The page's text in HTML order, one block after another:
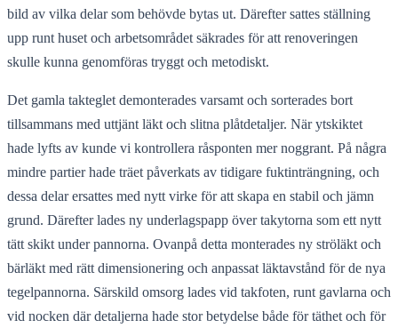
bild av vilka delar som behövde bytas ut. Därefter sattes ställning
upp runt huset och arbetsområdet säkrades för att renoveringen
skulle kunna genomföras tryggt och metodiskt.
Det gamla takteglet demonterades varsamt och sorterades bort
tillsammans med uttjänt läkt och slitna plåtdetaljer. När ytskiktet
hade lyfts av kunde vi kontrollera råsponten mer noggrant. På några
mindre partier hade träet påverkats av tidigare fuktinträngning, och
dessa delar ersattes med nytt virke för att skapa en stabil och jämn
grund. Därefter lades ny underlagspapp över takytorna som ett nytt
tätt skikt under pannorna. Ovanpå detta monterades ny ströläkt och
bärläkt med rätt dimensionering och anpassat läktavstånd för de nya
tegelpannorna. Särskild omsorg lades vid takfoten, runt gavlarna och
vid nocken där detaljerna hade stor betydelse både för täthet och för